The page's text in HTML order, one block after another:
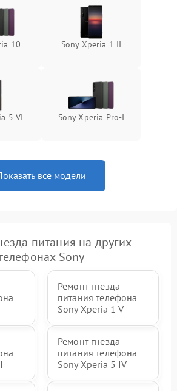
10 Sony Xperia 1 II
5 VI Sony Xperia Pro‑I
все модели
питания на других
Sony
Ремонт гнезда
питания телефона
Sony Xperia 1 V
Ремонт гнезда
питания телефона
Sony Xperia 5 IV